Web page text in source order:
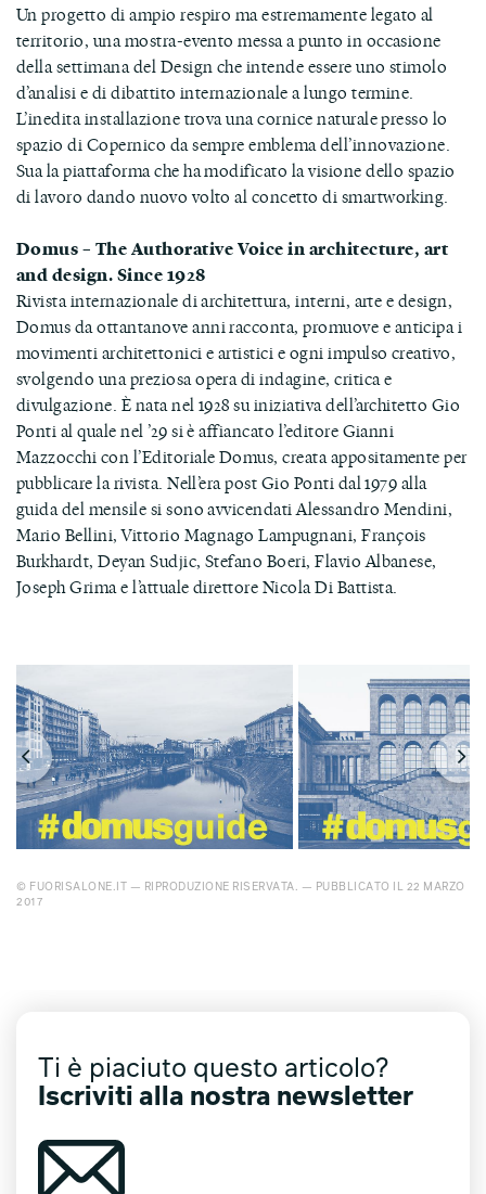
Un progetto di ampio respiro ma estremamente legato al
territorio, una mostra-evento messa a punto in occasione
della settimana del Design che intende essere uno stimolo
d’analisi e di dibattito internazionale a lungo termine.
L’inedita installazione trova una cornice naturale presso lo
spazio di Copernico da sempre emblema dell’innovazione.
Sua la piattaforma che ha modificato la visione dello spazio
di lavoro dando nuovo volto al concetto di smartworking.
Domus – The Authorative Voice in architecture, art
and design. Since 1928
Rivista internazionale di architettura, interni, arte e design,
Domus da ottantanove anni racconta, promuove e anticipa i
movimenti architettonici e artistici e ogni impulso creativo,
svolgendo una preziosa opera di indagine, critica e
divulgazione. È nata nel 1928 su iniziativa dell’architetto Gio
Ponti al quale nel ’29 si è affiancato l’editore Gianni
Mazzocchi con l’Editoriale Domus, creata appositamente per
pubblicare la rivista. Nell’era post Gio Ponti dal 1979 alla
guida del mensile si sono avvicendati Alessandro Mendini,
Mario Bellini, Vittorio Magnago Lampugnani, François
Burkhardt, Deyan Sudjic, Stefano Boeri, Flavio Albanese,
Joseph Grima e l’attuale direttore Nicola Di Battista.
© FUORISALONE.IT — RIPRODUZIONE RISERVATA. — PUBBLICATO IL 22 MARZO
2017
Ti è piaciuto questo articolo?
Iscriviti alla nostra newsletter